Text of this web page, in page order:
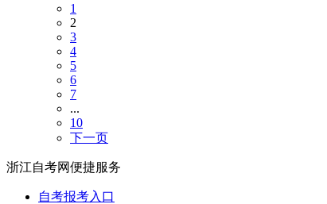
1
2
3
4
5
6
7
...
10
下一页
浙江自考网便捷服务
自考报考入口